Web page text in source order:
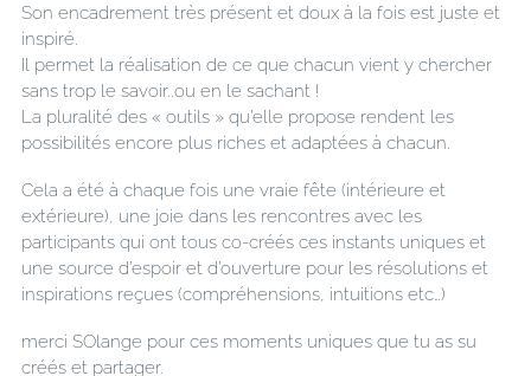
Son encadrement très présent et doux à la fois est juste et
inspiré.
Il permet la réalisation de ce que chacun vient y chercher
sans trop le savoir..ou en le sachant !
La pluralité des « outils » qu’elle propose rendent les
possibilités encore plus riches et adaptées à chacun.
Cela a été à chaque fois une vraie fête (intérieure et
extérieure), une joie dans les rencontres avec les
participants qui ont tous co-créés ces instants uniques et
une source d’espoir et d’ouverture pour les résolutions et
inspirations reçues (compréhensions, intuitions etc…)
merci SOlange pour ces moments uniques que tu as su
créés et partager.